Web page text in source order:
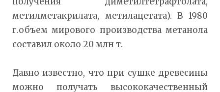
метилметакрилата, метилацетата). В 1980
г.объем мирового производства метанола
составил около 20 млн т.
Давно известно, что при сушке древесины
можно получать высококачественный